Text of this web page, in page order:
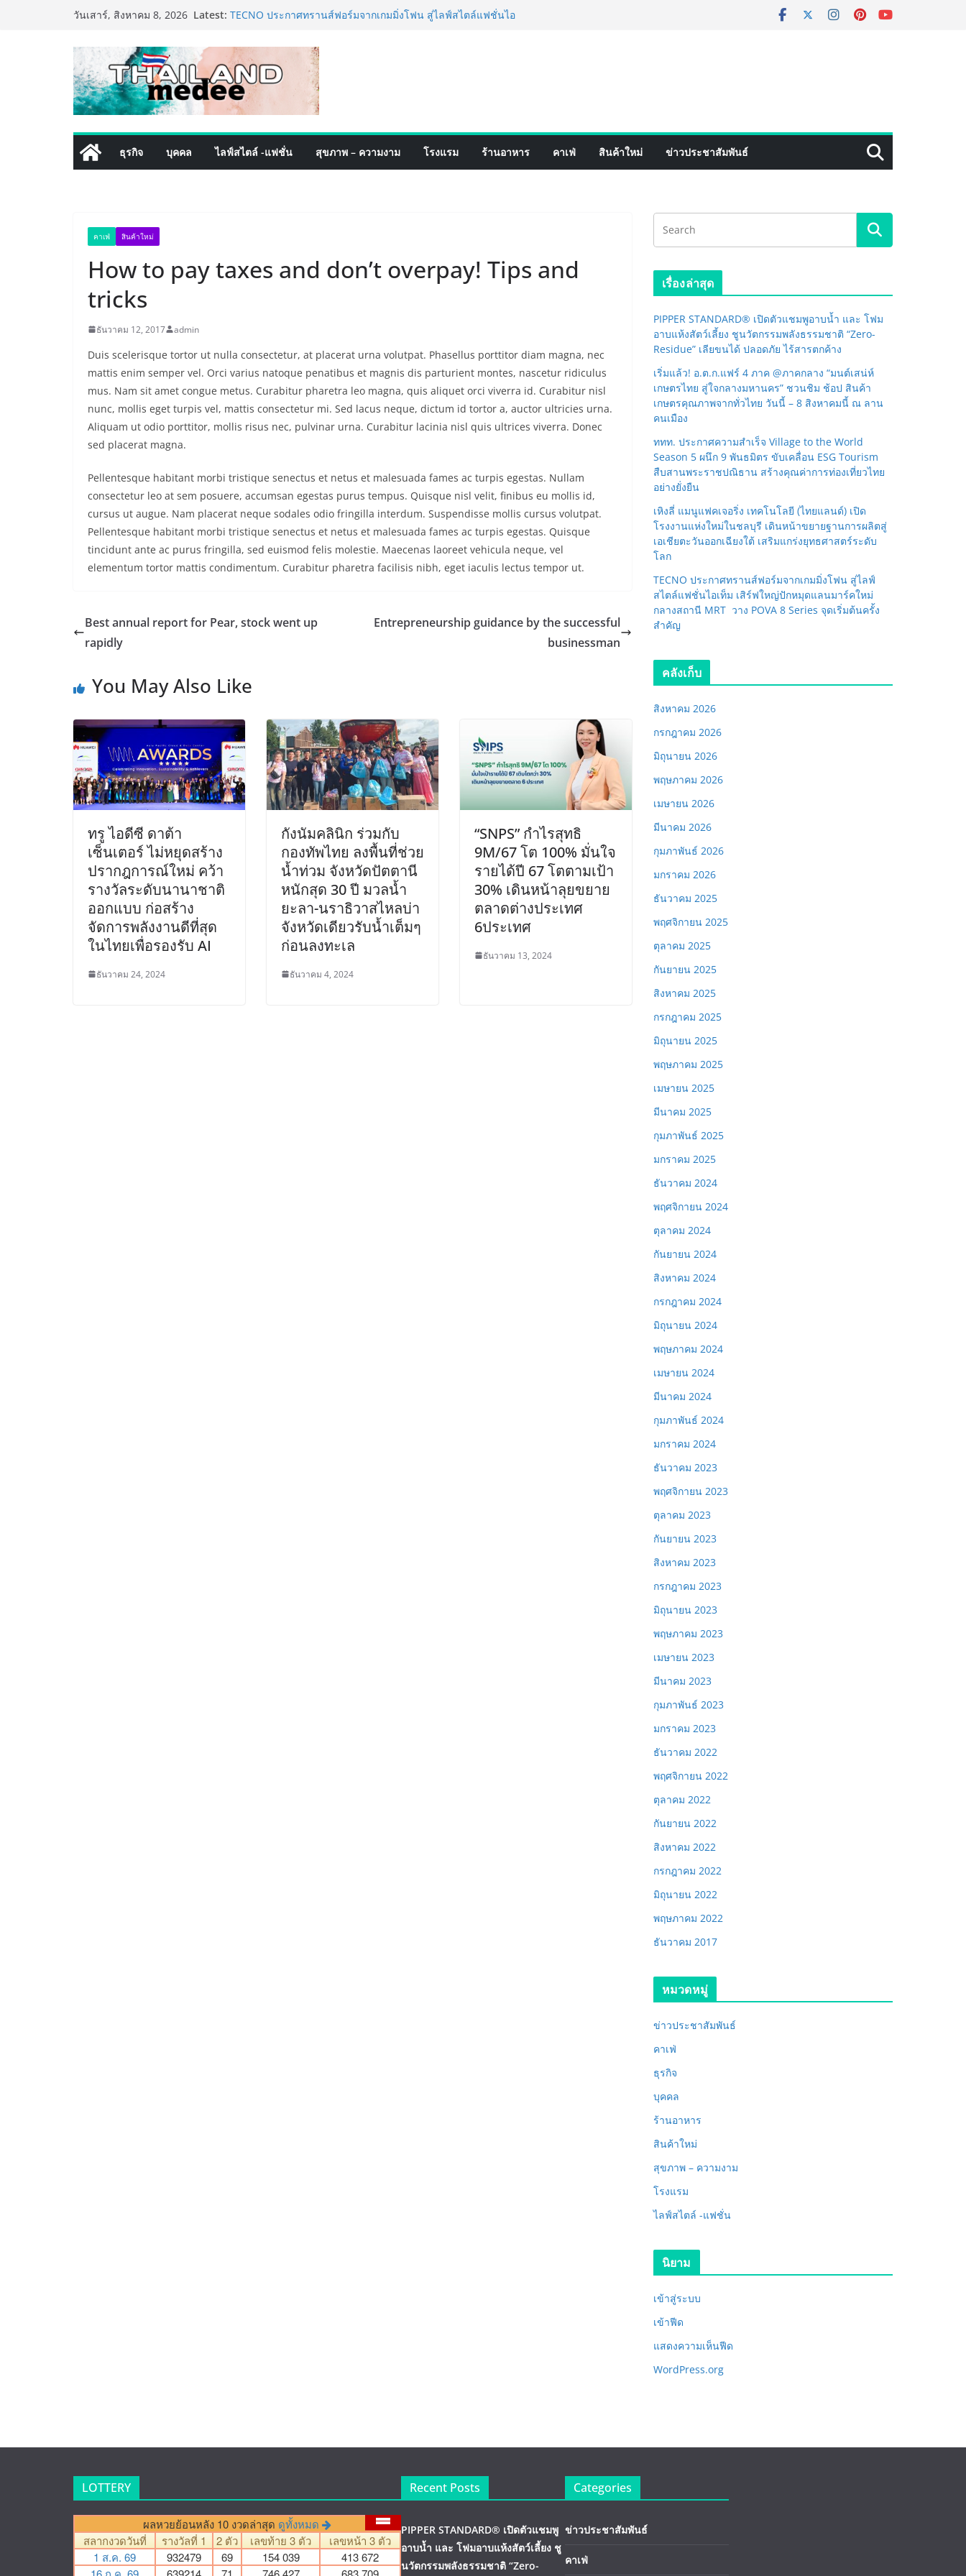
วันเสาร์, สิงหาคม 8, 2026 Latest: TECNO ประกาศทรานส์ฟอร์มจากเกมมิ่งโฟน สู่ไลฟ์สไตล์แฟชั่นไอ
PIPPER STANDARD® เปิดตัวแชมพูอาบน้ำ และ โฟมอาบแห้งสัตว์
เลี้ยง ชูนวัตกรรมพลังธรรมชาติ “Zero-Residue” เลียขนได้
ปลอดภัย ไร้สารตกค้าง
เริ่มแล้ว! อ.ต.ก.แฟร์ 4 ภาค @ภาคกลาง “มนต์เสน่ห์เกษตรไทย สู่
ใจกลางมหานคร” ชวนชิม ช้อป สินค้าเกษตรคุณภาพจากทั่ว
ไทย วันนี้ – 8 สิงหาคมนี้ ณ ลานคนเมือง
ททท. ประกาศความสำเร็จ Village to the World Season 5 ผนึก 9
พันธมิตร ขับเคลื่อน ESG Tourism สืบสานพระราชปณิธาน สร้าง
คุณค่าการท่องเที่ยวไทยอย่างยั่งยืน
ธุรกิจ บุคคล ไลฟ์สไตล์ -แฟชั่น สุขภาพ – ความงาม โรงแรม ร้านอาหาร คาเฟ่ สินค้าใหม่ ข่าวประชาสัมพันธ์
คาเฟ่ สินค้าใหม่
How to pay taxes and don’t overpay! Tips and
tricks
ธันวาคม 12, 2017 admin
Duis scelerisque tortor ut nulla consectetur, at placerat urna volutpat. Phasellus porttitor diam magna, nec
mattis enim semper vel. Orci varius natoque penatibus et magnis dis parturient montes, nascetur ridiculus
mus. Nam sit amet congue metus. Curabitur pharetra leo magna, quis aliquet orci viverra id. Curabitur nisl
nunc, mollis eget turpis vel, mattis consectetur mi. Sed lacus neque, dictum id tortor a, auctor ultricies urna.
Aliquam ut odio porttitor, mollis risus nec, pulvinar urna. Curabitur lacinia nisl quis ultrices viverra. Donec
sed placerat magna.
Pellentesque habitant morbi tristique senectus et netus et malesuada fames ac turpis egestas. Nullam
consectetur leo at sem posuere, accumsan egestas purus tempus. Quisque nisl velit, finibus eu mollis id,
cursus ut augue. Nam placerat neque sodales odio fringilla interdum. Suspendisse mollis cursus volutpat.
Pellentesque habitant morbi tristique senectus et netus et malesuada fames ac turpis egestas. Quisque
tincidunt ante ac purus fringilla, sed euismod felis molestie. Maecenas laoreet vehicula neque, vel
elementum tortor mattis condimentum. Curabitur pharetra facilisis nibh, eget iaculis lectus tempor ut.
Best annual report for Pear, stock went up
rapidly
Entrepreneurship guidance by the successful
businessman
You May Also Like
ทรู ไอดีซี ดาต้า
เซ็นเตอร์ ไม่หยุดสร้าง
ปรากฎการณ์ใหม่ คว้า
รางวัลระดับนานาชาติ
ออกแบบ ก่อสร้าง
จัดการพลังงานดีที่สุด
ในไทยเพื่อรองรับ AI
ธันวาคม 24, 2024
กังนัมคลินิก ร่วมกับ
กองทัพไทย ลงพื้นที่ช่วย
น้ำท่วม จังหวัดปัตตานี
หนักสุด 30 ปี มวลน้ำ
ยะลา-นราธิวาสไหลบ่า
จังหวัดเดียวรับน้ำเต็มๆ
ก่อนลงทะเล
ธันวาคม 4, 2024
“SNPS” กำไรสุทธิ
9M/67 โต 100% มั่นใจ
รายได้ปี 67 โตตามเป้า
30% เดินหน้าลุยขยาย
ตลาดต่างประเทศ
6ประเทศ
ธันวาคม 13, 2024
เรื่องล่าสุด
PIPPER STANDARD® เปิดตัวแชมพูอาบน้ำ และ โฟม
อาบแห้งสัตว์เลี้ยง ชูนวัตกรรมพลังธรรมชาติ “Zero-
Residue” เลียขนได้ ปลอดภัย ไร้สารตกค้าง
เริ่มแล้ว! อ.ต.ก.แฟร์ 4 ภาค @ภาคกลาง “มนต์เสน่ห์
เกษตรไทย สู่ใจกลางมหานคร” ชวนชิม ช้อป สินค้า
เกษตรคุณภาพจากทั่วไทย วันนี้ – 8 สิงหาคมนี้ ณ ลาน
คนเมือง
ททท. ประกาศความสำเร็จ Village to the World
Season 5 ผนึก 9 พันธมิตร ขับเคลื่อน ESG Tourism
สืบสานพระราชปณิธาน สร้างคุณค่าการท่องเที่ยวไทย
อย่างยั่งยืน
เหิงลี่ แมนูแฟคเจอริ่ง เทคโนโลยี (ไทยแลนด์) เปิด
โรงงานแห่งใหม่ในชลบุรี เดินหน้าขยายฐานการผลิตสู่
เอเชียตะวันออกเฉียงใต้ เสริมแกร่งยุทธศาสตร์ระดับ
โลก
TECNO ประกาศทรานส์ฟอร์มจากเกมมิ่งโฟน สู่ไลฟ์
สไตล์แฟชั่นไอเท็ม เสิร์ฟใหญ่ปักหมุดแลนมาร์คใหม่
กลางสถานี MRT วาง POVA 8 Series จุดเริ่มต้นครั้ง
สำคัญ
คลังเก็บ
สิงหาคม 2026
กรกฎาคม 2026
มิถุนายน 2026
พฤษภาคม 2026
เมษายน 2026
มีนาคม 2026
กุมภาพันธ์ 2026
มกราคม 2026
ธันวาคม 2025
พฤศจิกายน 2025
ตุลาคม 2025
กันยายน 2025
สิงหาคม 2025
กรกฎาคม 2025
มิถุนายน 2025
พฤษภาคม 2025
เมษายน 2025
มีนาคม 2025
กุมภาพันธ์ 2025
มกราคม 2025
ธันวาคม 2024
พฤศจิกายน 2024
ตุลาคม 2024
กันยายน 2024
สิงหาคม 2024
กรกฎาคม 2024
มิถุนายน 2024
พฤษภาคม 2024
เมษายน 2024
มีนาคม 2024
กุมภาพันธ์ 2024
มกราคม 2024
ธันวาคม 2023
พฤศจิกายน 2023
ตุลาคม 2023
กันยายน 2023
สิงหาคม 2023
กรกฎาคม 2023
มิถุนายน 2023
พฤษภาคม 2023
เมษายน 2023
มีนาคม 2023
กุมภาพันธ์ 2023
มกราคม 2023
ธันวาคม 2022
พฤศจิกายน 2022
ตุลาคม 2022
กันยายน 2022
สิงหาคม 2022
กรกฎาคม 2022
มิถุนายน 2022
พฤษภาคม 2022
ธันวาคม 2017
หมวดหมู่
ข่าวประชาสัมพันธ์
คาเฟ่
ธุรกิจ
บุคคล
ร้านอาหาร
สินค้าใหม่
สุขภาพ – ความงาม
โรงแรม
ไลฟ์สไตล์ -แฟชั่น
นิยาม
เข้าสู่ระบบ
เข้าฟีด
แสดงความเห็นฟีด
WordPress.org
LOTTERY Recent Posts
PIPPER STANDARD® เปิดตัวแชมพู
อาบน้ำ และ โฟมอาบแห้งสัตว์เลี้ยง ชู
นวัตกรรมพลังธรรมชาติ “Zero-
Categories
ข่าวประชาสัมพันธ์
คาเฟ่